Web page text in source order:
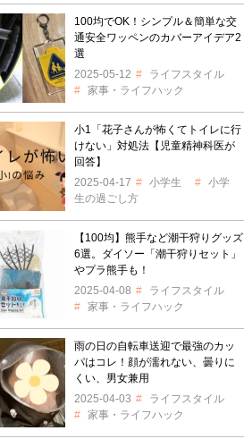
100均でOK！シンプル＆簡単な交
通安全ワッペンのカバーアイデア2
選
2025-05-12
ライフスタイル
家事・ライフハック
小1「花子さんが怖くてトイレに行
けない」対処法【児童精神科医が
回答】
2025-04-17
小学生
小学
生の過ごし方
【100均】熊手など潮干狩りグッズ
6選。ダイソー「潮干狩りセット」
やプラ熊手も！
2025-04-08
ライフスタイル
家事・ライフハック
雨の日の自転車送迎で最強のカッ
パはコレ！顔が濡れない、曇りに
くい、男女兼用
2025-04-03
ライフスタイル
家事・ライフハック